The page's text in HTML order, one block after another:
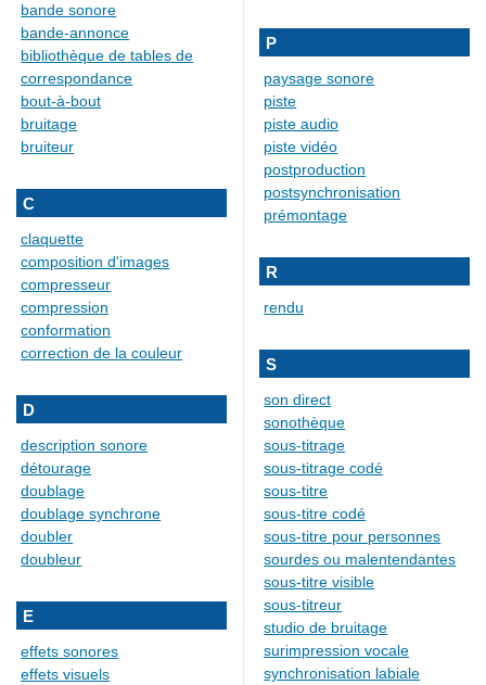
bande sonore
bande-annonce
bibliothèque de tables de
correspondance
bout-à-bout
bruitage
bruiteur
C
claquette
composition d'images
compresseur
compression
conformation
correction de la couleur
D
description sonore
détourage
doublage
doublage synchrone
doubler
doubleur
E
effets sonores
effets visuels
P
paysage sonore
piste
piste audio
piste vidéo
postproduction
postsynchronisation
prémontage
R
rendu
S
son direct
sonothèque
sous-titrage
sous-titrage codé
sous-titre
sous-titre codé
sous-titre pour personnes
sourdes ou malentendantes
sous-titre visible
sous-titreur
studio de bruitage
surimpression vocale
synchronisation labiale